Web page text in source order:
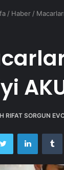
/ Haber /
RIFAT SORGUN
Twitter LinkedIn